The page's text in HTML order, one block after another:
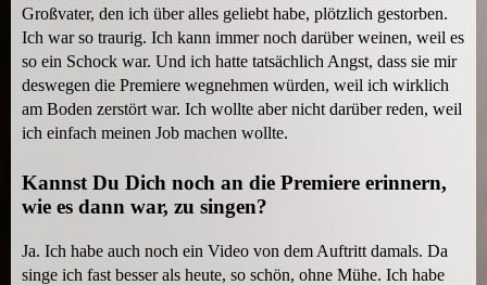
Großvater, den ich über alles geliebt habe, plötzlich gestorben.
Ich war so traurig. Ich kann immer noch darüber weinen, weil es
so ein Schock war. Und ich hatte tatsächlich Angst, dass sie mir
deswegen die Premiere wegnehmen würden, weil ich wirklich
am Boden zerstört war. Ich wollte aber nicht darüber reden, weil
ich einfach meinen Job machen wollte.
Kannst Du Dich noch an die Premiere erinnern,
wie es dann war, zu singen?
Ja. Ich habe auch noch ein Video von dem Auftritt damals. Da
singe ich fast besser als heute, so schön, ohne Mühe. Ich habe